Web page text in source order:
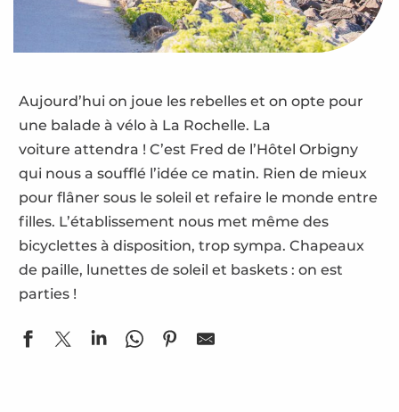
Aujourd’hui on joue les rebelles et on opte pour
une balade à vélo à La Rochelle. La
voiture attendra ! C’est Fred de l’Hôtel Orbigny
qui nous a soufflé l’idée ce matin. Rien de mieux
pour flâner sous le soleil et refaire le monde entre
filles. L’établissement nous met même des
bicyclettes à disposition, trop sympa. Chapeaux
de paille, lunettes de soleil et baskets : on est
parties !